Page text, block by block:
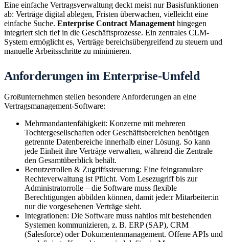
Eine einfache Vertragsverwaltung deckt meist nur Basisfunktionen
ab: Verträge digital ablegen, Fristen überwachen, vielleicht eine
einfache Suche. Enterprise Contract Management hingegen
integriert sich tief in die Geschäftsprozesse. Ein zentrales CLM-
System ermöglicht es, Verträge bereichsübergreifend zu steuern und
manuelle Arbeitsschritte zu minimieren.
Anforderungen im Enterprise-Umfeld
Großunternehmen stellen besondere Anforderungen an eine
Vertragsmanagement-Software:
Mehrmandantenfähigkeit: Konzerne mit mehreren
Tochtergesellschaften oder Geschäftsbereichen benötigen
getrennte Datenbereiche innerhalb einer Lösung. So kann
jede Einheit ihre Verträge verwalten, während die Zentrale
den Gesamtüberblick behält.
Benutzerrollen & Zugriffssteuerung: Eine feingranulare
Rechteverwaltung ist Pflicht. Vom Lesezugriff bis zur
Administratorrolle – die Software muss flexible
Berechtigungen abbilden können, damit jede:r Mitarbeiter:in
nur die vorgesehenen Verträge sieht.
Integrationen: Die Software muss nahtlos mit bestehenden
Systemen kommunizieren, z. B. ERP (SAP), CRM
(Salesforce) oder Dokumentenmanagement. Offene APIs und